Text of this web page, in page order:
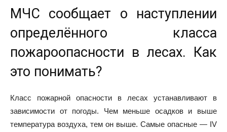
МЧС сообщает о наступлении
определённого класса
пожароопасности в лесах. Как
это понимать?
Класс пожарной опасности в лесах устанавливают в
зависимости от погоды. Чем меньше осадков и выше
температура воздуха, тем он выше. Самые опасные — IV